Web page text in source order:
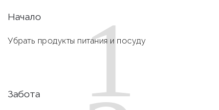
1
Начало
Убрать продукты питания и посуду
Забота